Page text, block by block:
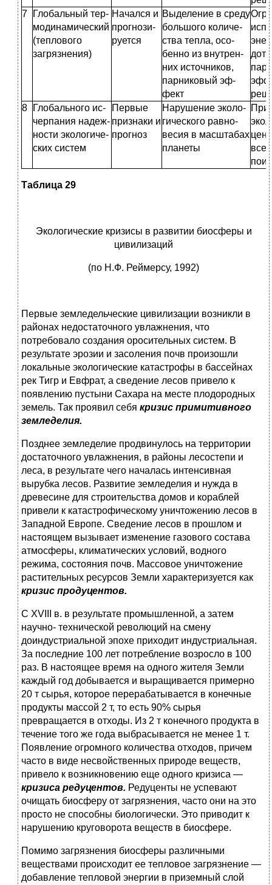
7
Глобальный тер­
модинамический
(теплового
загряз­нения)
Начался и
прогнози­
руется
Выделение в среду
большого количе­
ства тепла, осо­
бенно из внутрен­
них источников,
парниковый эф­
фект
8
Глобального ис­
черпания надеж­
ности экологиче­
ских систем
Первые
признаки и
прогноз
Нарушение эколо­
гического равно­
весия в масштабах
планеты
Таблица 29
Экологические кризисы в развитии биосферы и
цивилизаций
(по Н.Ф. Реймерсу, 1992)
Первые земледельческие цивилизации возникли в
районах недостаточного увлажнения, что
потребовало создания оро­сительных систем. В
результате эрозии и засоления почв про­изошли
локальные экологические катастрофы в бассейнах
рек Тигр и Евфрат, а сведение лесов привело к
появлению пусты­ни Сахара на месте плодородных
земель. Так проявил себя кризис примитивного
земледелия.
Позднее земледелие продвинулось на территории
достаточ­ного увлажнения, в районы лесостепи и
леса, в результате чего началась интенсивная
вырубка лесов. Развитие земледелия и нужда в
древесине для строительства домов и кораблей
привели к катастрофическому уничтожению лесов в
Западной Европе. Сведение лесов в прошлом и
настоящем вызывает изменение газового состава
атмосферы, климатических условий, водного
режима, состояния почв. Массовое уничтожение
растительных ресурсов Земли характеризуется как
кризис продуцентов.
С XVIII в. в результате промышленной, а затем
научно- технической революций на смену
доиндустриальной эпохе при­ходит индустриальная.
За последние 100 лет потребление воз­росло в 100
раз. В настоящее время на одного жителя Земли
каждый год добывается и выращивается примерно
20 т сырья, которое перерабатывается в конечные
продукты массой 2 т, то есть 90% сырья
превращается в отходы. Из 2 т конечного про­дукта в
течение того же года выбрасывается не менее 1 т.
По­явление огромного количества отходов, причем
часто в виде несвойственных природе веществ,
привело к возникновению еще одного кризиса —
кризиса редуцентов. Редуценты не успе­вают
очищать биосферу от загрязнения, часто они на это
про­сто не способны биологически. Это приводит к
нарушению круговорота веществ в биосфере.
Помимо загрязнения биосферы различными
веществами происходит ее тепловое загрязнение —
добавление тепловой энергии в приземный слой